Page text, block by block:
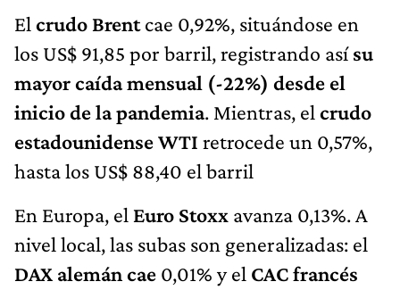
El crudo Brentcae 0,92%, situándose en
los US$ 91,85 por barril, registrando asísu
mayor caída mensual (-22%) desde el
inicio de la pandemia. Mientras, el crudo
estadounidense WTI retrocede un 0,57%,
hasta los US$ 88,40 el barril
En Europa, el Euro Stoxx avanza 0,13%. A
nivel local, las subas son generalizadas: el
DAX alemán cae 0,01% y el CAC francés